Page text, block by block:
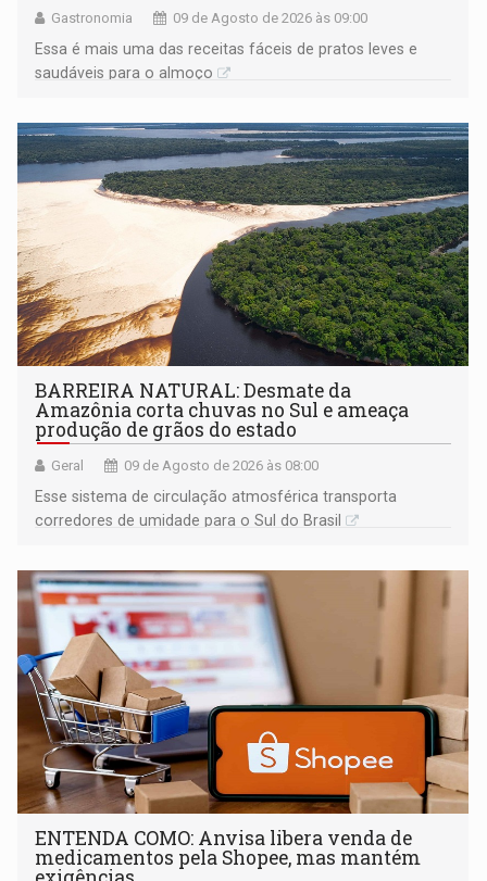
Gastronomia 09 de Agosto de 2026 às 09:00
Essa é mais uma das receitas fáceis de pratos leves e
saudáveis para o almoço
BARREIRA NATURAL: Desmate da
Amazônia corta chuvas no Sul e ameaça
produção de grãos do estado
Geral 09 de Agosto de 2026 às 08:00
Esse sistema de circulação atmosférica transporta
corredores de umidade para o Sul do Brasil
ENTENDA COMO: Anvisa libera venda de
medicamentos pela Shopee, mas mantém